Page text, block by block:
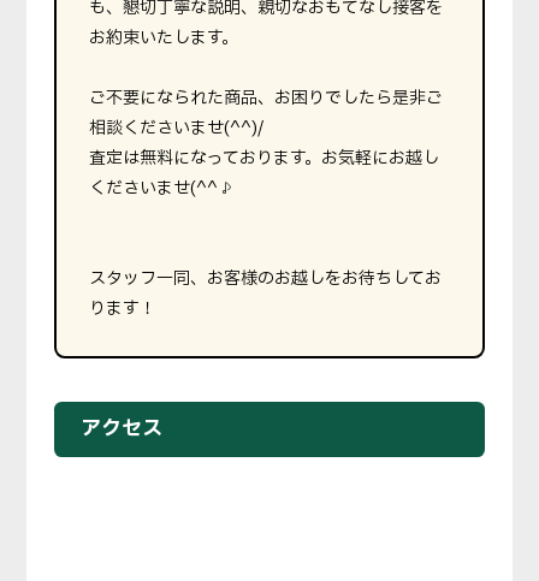
も、懇切丁寧な説明、親切なおもてなし接客を
お約束いたします。
ご不要になられた商品、お困りでしたら是非ご
相談くださいませ(^^)/
査定は無料になっております。お気軽にお越し
くださいませ(^^♪
スタッフ一同、お客様のお越しをお待ちしてお
ります！
アクセス